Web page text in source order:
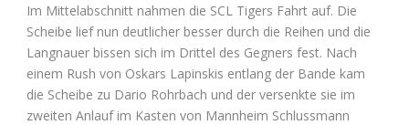
Im Mittelabschnitt nahmen die SCL Tigers Fahrt auf. Die
Scheibe lief nun deutlicher besser durch die Reihen und die
Langnauer bissen sich im Drittel des Gegners fest. Nach
einem Rush von Oskars Lapinskis entlang der Bande kam
die Scheibe zu Dario Rohrbach und der versenkte sie im
zweiten Anlauf im Kasten von Mannheim Schlussmann